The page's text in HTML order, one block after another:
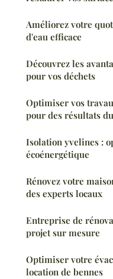
Améliorez votre
d'eau efficace
Découvrez les
pour vos déchets
Optimiser vos
pour des résultats
Isolation yvelines :
écoénergétique
Rénovez votre
des experts locaux
Entreprise de
projet sur mesure
Optimiser votre
location de bennes